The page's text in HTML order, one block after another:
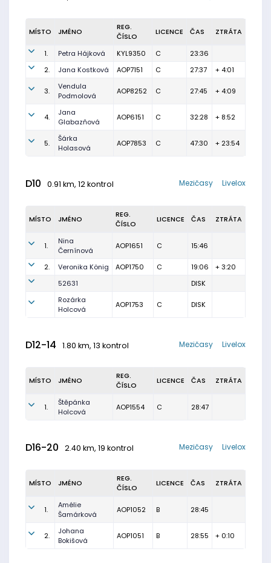
MÍSTO JMÉNO
REG.
ČÍSLO
LICENCE ČAS ZTRÁTA
1. Petra Hájková KYL9350 C
23:36
2.
Jana Kostková AOP7151 C 27:37 + 4:01
3.
Vendula
Podmolová
AOP8252 C 27:45 + 4:09
4.
Jana
Glabazňová
AOP6151 C 32:28 + 8:52
5.
Šárka
Holasová
AOP7853 C 47:30 + 23:54
D10 0.91 km, 12 kontrol Livelox
Mezičasy
MÍSTO JMÉNO
REG.
ČÍSLO
LICENCE ČAS ZTRÁTA
1.
Nina
Černínová
AOP1651 C 15:46
2. Veronika König AOP1750 C 19:06
+ 3:20
52631
DISK
Rozárka
Holcová
AOP1753 C DISK
D12-14 1.80 km, 13 kontrol Livelox
Mezičasy
MÍSTO JMÉNO
REG.
ČÍSLO
LICENCE ČAS ZTRÁTA
1.
Štěpánka
Holcová
AOP1554 C 28:47
D16-20 2.40 km, 19 kontrol Livelox
Mezičasy
MÍSTO JMÉNO
REG.
ČÍSLO
LICENCE ČAS ZTRÁTA
1.
Amélie
Šamárková
AOP1052 B 28:45
2.
Johana
Bokišová
AOP1051 B 28:55 + 0:10